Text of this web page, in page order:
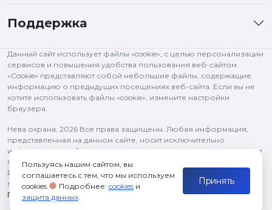
Поддержка
Данный сайт использует файлы «cookie», с целью персонализации
сервисов и повышения удобства пользования веб-сайтом.
«Cookie» представляют собой небольшие файлы, содержащие
информацию о предыдущих посещениях веб-сайта. Если вы не
хотите использовать файлы «cookie», измените настройки
браузера.
Нева охрана, 2026 Все права защищены. Любая информация,
представленная на данном сайте, носит исключительно
информационный характер и ни при каких условиях не является
публичной офертой, определяемой положениями статьи 437 ГК
РФ. Все права на изображения и тексты принадлежат их
правообладателям и используются в рамках цитирования.
Политика конфиденциальности
Пользуясь нашим сайтом, вы
соглашаетесь с тем, что мы используем
cookies
Подробнее: cookiesи
защита данных.
Принять